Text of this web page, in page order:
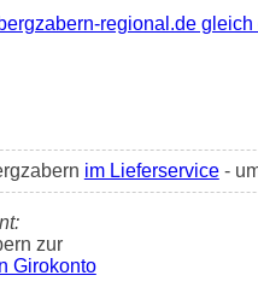
regional.de
im Lieferservice-
zur
Girokonto